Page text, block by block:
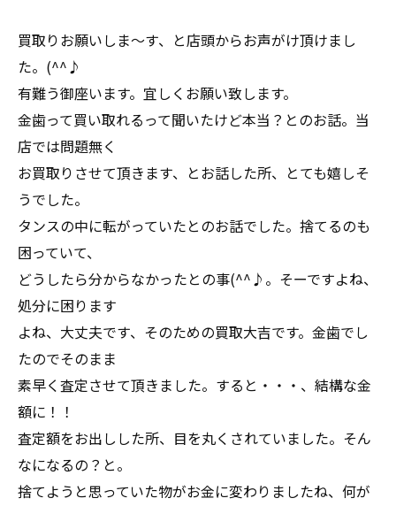
買取りお願いしま～す、と店頭からお声がけ頂けまし
た。(^^♪
有難う御座います。宜しくお願い致します。
金歯って買い取れるって聞いたけど本当？とのお話。当
店では問題無く
お買取りさせて頂きます、とお話した所、とても嬉しそ
うでした。
タンスの中に転がっていたとのお話でした。捨てるのも
困っていて、
どうしたら分からなかったとの事(^^♪。そーですよね、
処分に困ります
よね、大丈夫です、そのための買取大吉です。金歯でし
たのでそのまま
素早く査定させて頂きました。すると・・・、結構な金
額に！！
査定額をお出しした所、目を丸くされていました。そん
なになるの？と。
捨てようと思っていた物がお金に変わりましたね、何が